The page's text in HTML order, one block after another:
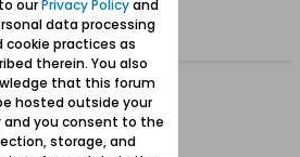
0 Likes
21:57
Stutthof
0 Likes
07:27
ourPrivacy Policyand
data processing
cookie practices as
therein. You also
that this forum
hosted outside your
and you consent to the
storage, and